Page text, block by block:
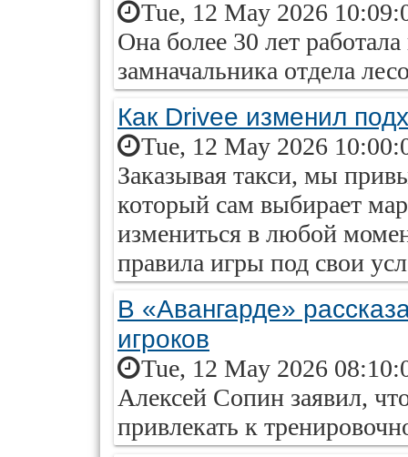
Tue, 12 May 2026
Она более 30 лет
замначальника отдела
Как Drivee изменил
Tue, 12 May 2026
Заказывая такси, мы
который сам выбирает
измениться в любой
правила игры под свои
В «Авангарде»
игроков
Tue, 12 May 2026
Алексей Сопин заявил,
привлекать к